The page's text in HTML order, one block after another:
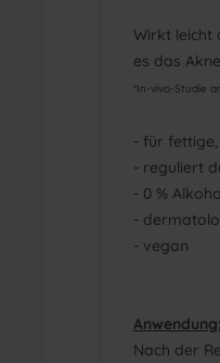
Wirkt leicht
es das
*In-vivo-Studie
- für
- reguliert
- 0 %
-
- vegan
Anwendung:
Nach der